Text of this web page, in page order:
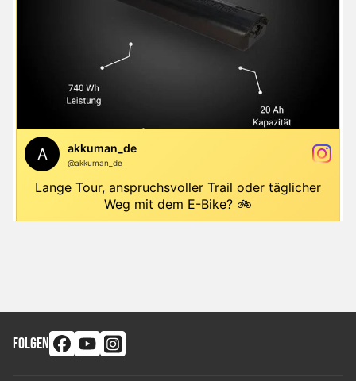
FOLGEN